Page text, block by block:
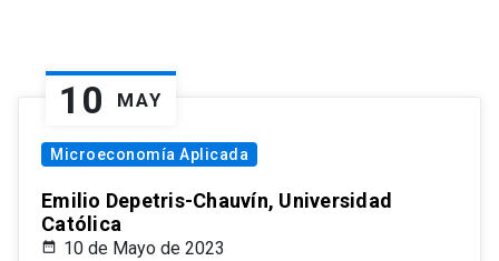
10 MAY
Microeconomía Aplicada
Emilio Depetris-Chauvín, Universidad
Católica
10 de Mayo de 2023